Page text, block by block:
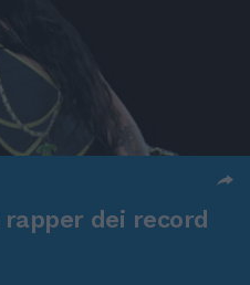
dei record